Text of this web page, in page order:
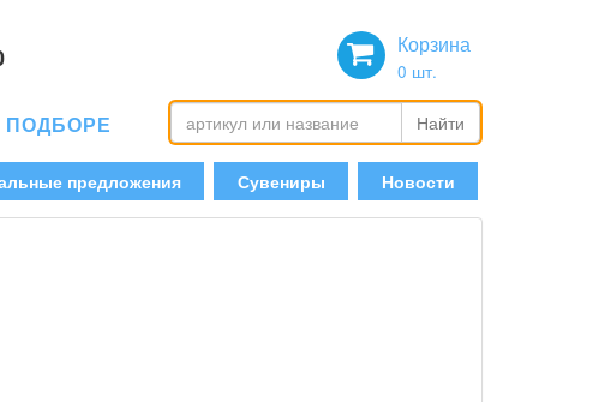
Корзина
0 шт.
Найти
предложения Сувениры Новости